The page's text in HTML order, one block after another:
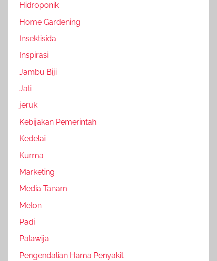
Hidroponik
Home Gardening
Insektisida
Inspirasi
Jambu Biji
Jati
jeruk
Kebijakan Pemerintah
Kedelai
Kurma
Marketing
Media Tanam
Melon
Padi
Palawija
Pengendalian Hama Penyakit